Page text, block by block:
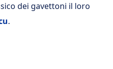
dei gavettoni il loro
.